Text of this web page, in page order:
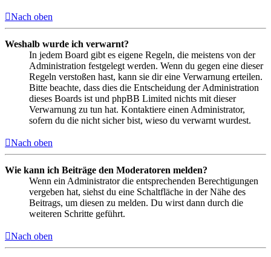
Nach oben
Weshalb wurde ich verwarnt?
In jedem Board gibt es eigene Regeln, die meistens von der
Administration festgelegt werden. Wenn du gegen eine dieser
Regeln verstoßen hast, kann sie dir eine Verwarnung erteilen.
Bitte beachte, dass dies die Entscheidung der Administration
dieses Boards ist und phpBB Limited nichts mit dieser
Verwarnung zu tun hat. Kontaktiere einen Administrator,
sofern du die nicht sicher bist, wieso du verwarnt wurdest.
Nach oben
Wie kann ich Beiträge den Moderatoren melden?
Wenn ein Administrator die entsprechenden Berechtigungen
vergeben hat, siehst du eine Schaltfläche in der Nähe des
Beitrags, um diesen zu melden. Du wirst dann durch die
weiteren Schritte geführt.
Nach oben